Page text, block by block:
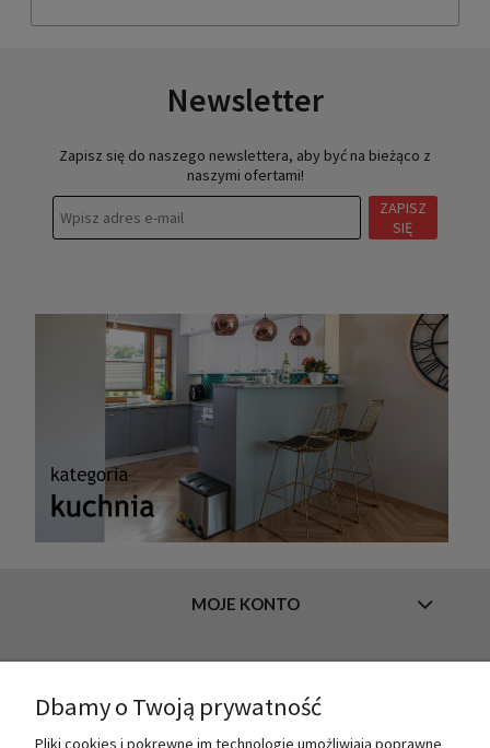
Newsletter
Zapisz się do naszego newslettera, aby być na bieżąco z
naszymi ofertami!
ZAPISZ
SIĘ
MOJE KONTO
Dbamy o Twoją prywatność
Pliki cookies i pokrewne im technologie umożliwiają poprawne